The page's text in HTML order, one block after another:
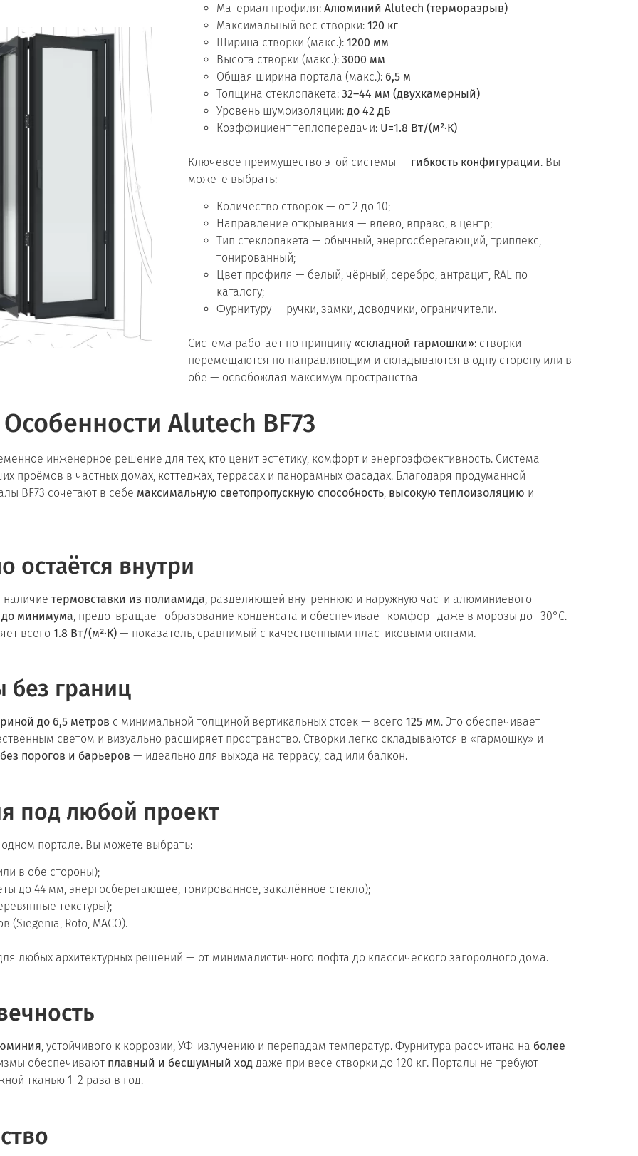
Материал профиля: Алюминий Alutech (терморазрыв)
Максимальный вес створки: 120 кг
Ширина створки (макс.): 1200 мм
Высота створки (макс.): 3000 мм
Общая ширина портала (макс.): 6,5 м
Толщина стеклопакета: 32–44 мм (двухкамерный)
Уровень шумоизоляции: до 42 дБ
Коэффициент теплопередачи: U=1.8 Вт/(м²·К)
Ключевое преимущество этой системы — гибкость конфигурации. Вы
можете выбрать:
Количество створок — от 2 до 10;
Направление открывания — влево, вправо, в центр;
Тип стеклопакета — обычный, энергосберегающий, триплекс,
тонированный;
Цвет профиля — белый, чёрный, серебро, антрацит, RAL по
каталогу;
Фурнитуру — ручки, замки, доводчики, ограничители.
Система работает по принципу «складной гармошки»: створки
перемещаются по направляющим и складываются в одну сторону или в
обе — освобождая максимум пространства
Особенности Alutech BF73
инженерное решение для тех, кто ценит эстетику, комфорт и энергоэффективность. Система
проёмов в частных домах, коттеджах, террасах и панорамных фасадах. Благодаря продуманной
BF73 сочетают в себе максимальную светопропускную способность, высокую теплоизоляцию и
внутри
наличие термовставки из полиамида , разделяющей внутреннюю и наружную части алюминиевого
до минимума , предотвращает образование конденсата и обеспечивает комфорт даже в морозы до –30°C.
всего 1.8 Вт/(м²·К) — показатель, сравнимый с качественными пластиковыми окнами.
границ
до 6,5 метров с минимальной толщиной вертикальных стоек — всего 125 мм. Это обеспечивает
светом и визуально расширяет пространство. Створки легко складываются в «гармошку» и
порогов и барьеров — идеально для выхода на террасу, сад или балкон.
под любой проект
портале. Вы можете выбрать:
в обе стороны);
до 44 мм, энергосберегающее, тонированное, закалённое стекло);
текстуры);
(Siegenia, Roto, MACO).
любых архитектурных решений — от минималистичного лофта до классического загородного дома.
, устойчивого к коррозии, УФ-излучению и перепадам температур. Фурнитура рассчитана на более
обеспечивают плавный и бесшумный ход даже при весе створки до 120 кг. Порталы не требуют
тканью 1–2 раза в год.